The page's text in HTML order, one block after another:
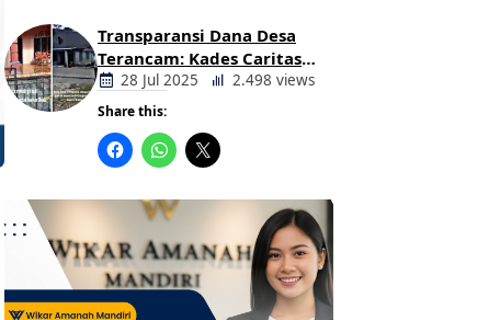
Transparansi Dana Desa
Terancam: Kades Caritas
Sogawunasi Diduga
Gelapkan Bantuan untuk
Warga
28 Jul 2025 2.498 views
Share this: